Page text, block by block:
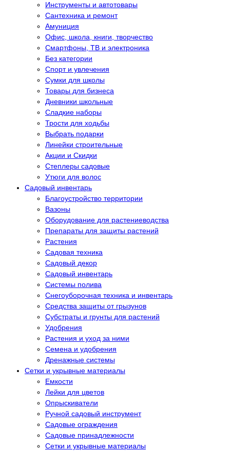
Инструменты и автотовары
Сантехника и ремонт
Амуниция
Офис, школа, книги, творчество
Смартфоны, ТВ и электроника
Без категории
Спорт и увлечения
Сумки для школы
Товары для бизнеса
Дневники школьные
Сладкие наборы
Трости для ходьбы
Выбрать подарки
Линейки строительные
Акции и Скидки
Степлеры садовые
Утюги для волос
Садовый инвентарь
Благоустройство территории
Вазоны
Оборудование для растениеводства
Препараты для защиты растений
Растения
Садовая техника
Садовый декор
Садовый инвентарь
Системы полива
Снегоуборочная техника и инвентарь
Средства защиты от грызунов
Субстраты и грунты для растений
Удобрения
Растения и уход за ними
Семена и удобрения
Дренажные системы
Сетки и укрывные материалы
Емкости
Лейки для цветов
Опрыскиватели
Ручной садовый инструмент
Садовые ограждения
Садовые принадлежности
Сетки и укрывные материалы